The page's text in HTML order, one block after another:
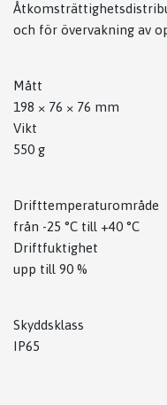
och för övervakning av
Mått
198 × 76 × 76 mm
Vikt
550 g
Drifttemperaturområde
från -25 °C till +40 °C
Driftfuktighet
upp till 90 %
Skyddsklass
IP65